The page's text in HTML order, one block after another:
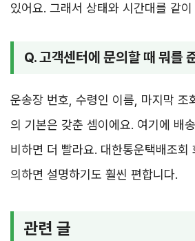
있어요. 그래서 상태와 시간대를 같
Q. 고객센터에 문의할 때 뭐를
운송장 번호, 수령인 이름, 마지막 조
의 기본은 갖춘 셈이에요. 여기에 배
비하면 더 빨라요. 대한통운택배조회
의하면 설명하기도 훨씬 편합니다.
관련 글